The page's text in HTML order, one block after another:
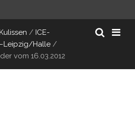
/ ICE-
Halle /
vom 16.03.2012